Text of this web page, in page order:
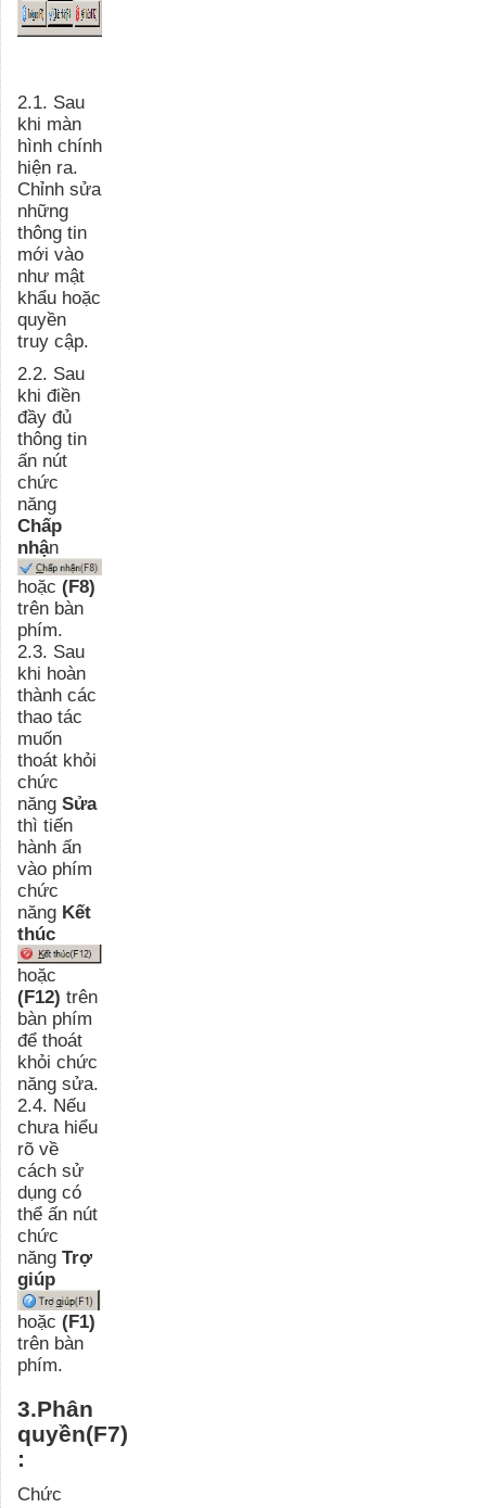
2.1. Sau
khi màn
hình chính
hiện ra.
Chỉnh sửa
những
thông tin
mới vào
như mật
khẩu hoặc
quyền
truy cập.
2.2. Sau
khi điền
đầy đủ
thông tin
ấn nút
chức
năng
Chấp
nhận
hoặc (F8)
trên bàn
phím.
2.3. Sau
khi hoàn
thành các
thao tác
muốn
thoát khỏi
chức
năng Sửa
thì tiến
hành ấn
vào phím
chức
năng Kết
thúc
hoặc
(F12) trên
bàn phím
để thoát
khỏi chức
năng sửa.
2.4. Nếu
chưa hiểu
rõ về
cách sử
dụng có
thể ấn nút
chức
năng Trợ
giúp
hoặc (F1)
trên bàn
phím.
3.Phân
quyền(F7)
:
Chức